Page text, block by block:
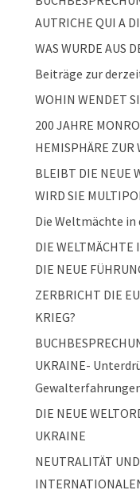
AUTRICHE QUI A
WAS WURDE AUS
Beiträge zur
WOHIN WENDET
200 JAHRE
HEMISPHÄRE ZUR
BLEIBT DIE NEUE
WIRD SIE
Die Weltmächte in
DIE WELTMÄCHTE
DIE NEUE
ZERBRICHT DIE
KRIEG?
UKRAINE-
DIE NEUE
UKRAINE
NEUTRALITÄT